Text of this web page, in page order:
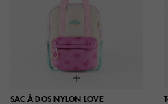
SAC À DOS NYLON LOVE